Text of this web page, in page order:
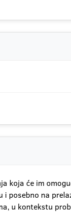
koja će im
posebno na
u kontekstu